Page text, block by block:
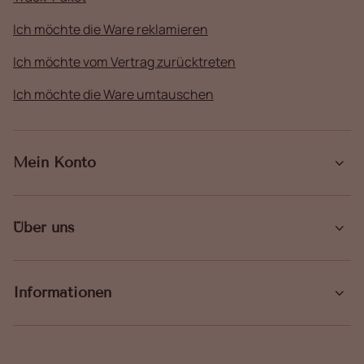
Ich möchte die Ware reklamieren
Ich möchte vom Vertrag zurücktreten
Ich möchte die Ware umtauschen
Mein Konto
Über uns
Informationen